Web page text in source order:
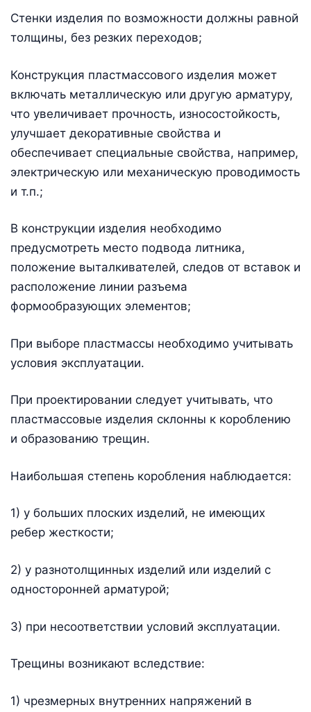
Стенки изделия по возможности должны равной
толщины, без резких переходов;
Конструкция пластмассового изделия может
включать металлическую или другую арматуру,
что увеличивает прочность, износостойкость,
улучшает декоративные свойства и
обеспечивает специальные свойства, например,
электрическую или механическую проводимость
и т.п.;
В конструкции изделия необходимо
предусмотреть место подвода литника,
положение выталкивателей, следов от вставок и
расположение линии разъема
формообразующих элементов;
При выборе пластмассы необходимо учитывать
условия эксплуатации.
При проектировании следует учитывать, что
пластмассовые изделия склонны к короблению
и образованию трещин.
Наибольшая степень коробления наблюдается:
1) у больших плоских изделий, не имеющих
ребер жесткости;
2) у разнотолщинных изделий или изделий с
односторонней арматурой;
3) при несоответствии условий эксплуатации.
Трещины возникают вследствие:
1) чрезмерных внутренних напряжений в